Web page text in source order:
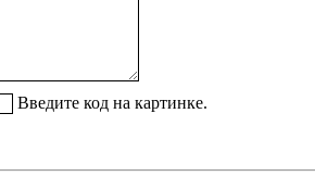
Введите код на картинке.